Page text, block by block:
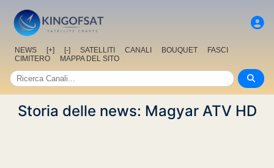
NEWS [+] [-] SATELLITI CANALI BOUQUET
FASCI
CIMITERO
MAPPA DEL SITO
Storia delle news: Magyar ATV HD